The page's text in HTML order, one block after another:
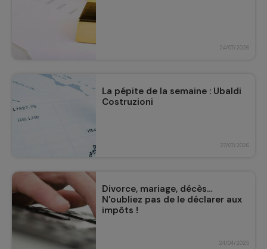
24/07/2026
La pépite de la semaine : Ubaldi
Costruzioni
27/07/2026
Divorce, mariage, décès…
N'oubliez pas de le déclarer aux
impôts !
24/04/2025